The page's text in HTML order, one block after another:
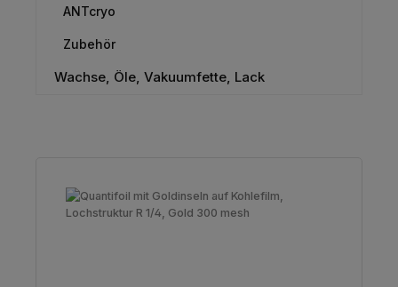
ANTcryo
Zubehör
Wachse, Öle, Vakuumfette, Lack